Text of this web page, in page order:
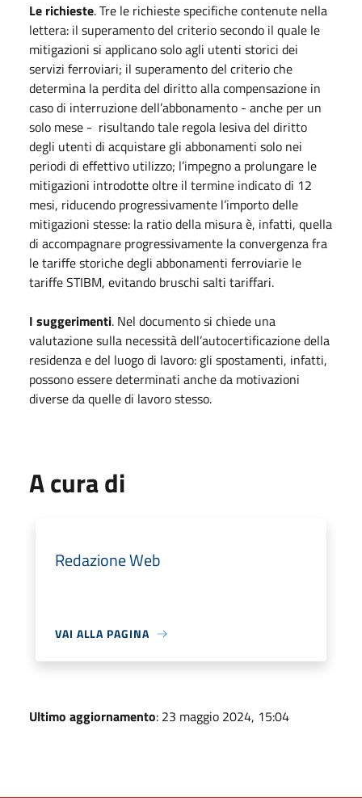
Le richieste. Tre le richieste specifiche contenute nella
lettera: il superamento del criterio secondo il quale le
mitigazioni si applicano solo agli utenti storici dei
servizi ferroviari; il superamento del criterio che
determina la perdita del diritto alla compensazione in
caso di interruzione dell’abbonamento - anche per un
solo mese - risultando tale regola lesiva del diritto
degli utenti di acquistare gli abbonamenti solo nei
periodi di effettivo utilizzo; l’impegno a prolungare le
mitigazioni introdotte oltre il termine indicato di 12
mesi, riducendo progressivamente l’importo delle
mitigazioni stesse: la ratio della misura è, infatti, quella
di accompagnare progressivamente la convergenza fra
le tariffe storiche degli abbonamenti ferroviarie le
tariffe STIBM, evitando bruschi salti tariffari.
I suggerimenti. Nel documento si chiede una
valutazione sulla necessità dell’autocertificazione della
residenza e del luogo di lavoro: gli spostamenti, infatti,
possono essere determinati anche da motivazioni
diverse da quelle di lavoro stesso.
A cura di
Redazione Web
VAI ALLA PAGINA
Ultimo aggiornamento: 23 maggio 2024, 15:04